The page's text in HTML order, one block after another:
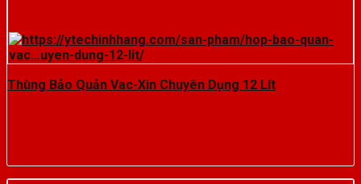
Thùng Bảo Quản Vac-Xin Chuyên Dụng 12 Lít